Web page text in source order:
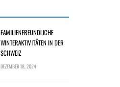
FAMILIENFREUNDLICHE
WINTERAKTIVITÄTEN IN DER
SCHWEIZ
DEZEMBER 18, 2024